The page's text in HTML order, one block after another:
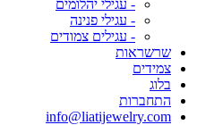
- עגילי יהלומים
- עגילי פנינה
- עגילים צמודים
שרשראות
צמידים
בלוג
התחברות
info@liatijewelry.com